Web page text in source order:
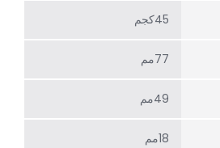
45كجم
77مم
49مم
18مم